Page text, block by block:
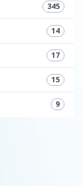
345
14
17
15
9